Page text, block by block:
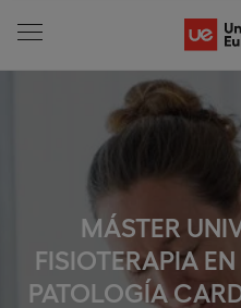
MÁSTER
FISIOTERAPIA
PATOLOGÍA